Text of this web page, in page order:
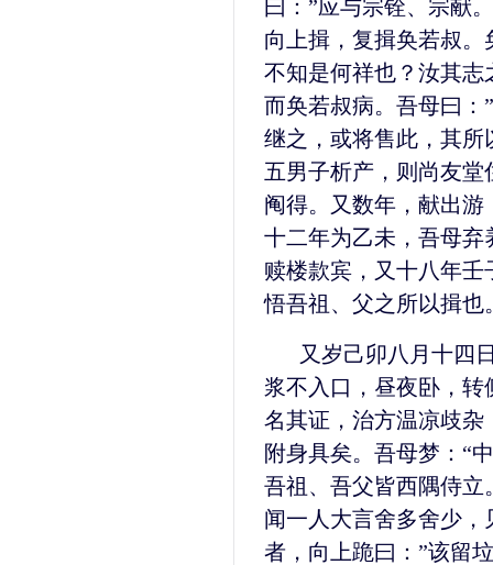
曰：”应与宗铨、宗献
向上揖，复揖奂若叔
不知是何祥也？汝其志
而奂若叔病。吾母曰：
继之，或将售此，其所
五男子析产，则尚友
阄得。又数年，献出
十二年为乙未，吾母
赎楼款宾，又十八年
悟吾祖、父之所以揖也
又岁己卯八月十四
浆不入口，昼夜卧，
名其证，治方温凉歧
附身具矣。吾母梦：“
吾祖、吾父皆西隅侍
闻一人大言舍多舍少
者，向上跪曰：”该留